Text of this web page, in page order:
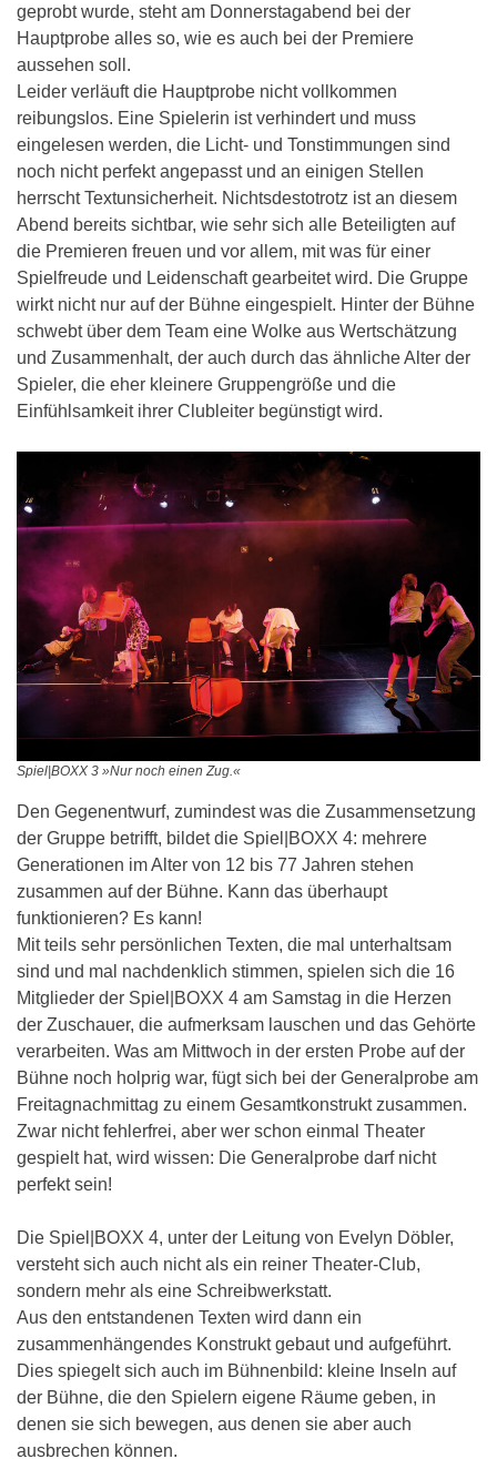
geprobt wurde, steht am Donnerstagabend bei der
Hauptprobe alles so, wie es auch bei der Premiere
aussehen soll.
Leider verläuft die Hauptprobe nicht vollkommen
reibungslos. Eine Spielerin ist verhindert und muss
eingelesen werden, die Licht- und Tonstimmungen sind
noch nicht perfekt angepasst und an einigen Stellen
herrscht Textunsicherheit. Nichtsdestotrotz ist an diesem
Abend bereits sichtbar, wie sehr sich alle Beteiligten auf
die Premieren freuen und vor allem, mit was für einer
Spielfreude und Leidenschaft gearbeitet wird. Die Gruppe
wirkt nicht nur auf der Bühne eingespielt. Hinter der Bühne
schwebt über dem Team eine Wolke aus Wertschätzung
und Zusammenhalt, der auch durch das ähnliche Alter der
Spieler, die eher kleinere Gruppengröße und die
Einfühlsamkeit ihrer Clubleiter begünstigt wird.
Spiel|BOXX 3 »Nur noch einen Zug.«
Den Gegenentwurf, zumindest was die Zusammensetzung
der Gruppe betrifft, bildet die Spiel|BOXX 4: mehrere
Generationen im Alter von 12 bis 77 Jahren stehen
zusammen auf der Bühne. Kann das überhaupt
funktionieren? Es kann!
Mit teils sehr persönlichen Texten, die mal unterhaltsam
sind und mal nachdenklich stimmen, spielen sich die 16
Mitglieder der Spiel|BOXX 4 am Samstag in die Herzen
der Zuschauer, die aufmerksam lauschen und das Gehörte
verarbeiten. Was am Mittwoch in der ersten Probe auf der
Bühne noch holprig war, fügt sich bei der Generalprobe am
Freitagnachmittag zu einem Gesamtkonstrukt zusammen.
Zwar nicht fehlerfrei, aber wer schon einmal Theater
gespielt hat, wird wissen: Die Generalprobe darf nicht
perfekt sein!
Die Spiel|BOXX 4, unter der Leitung von Evelyn Döbler,
versteht sich auch nicht als ein reiner Theater-Club,
sondern mehr als eine Schreibwerkstatt.
Aus den entstandenen Texten wird dann ein
zusammenhängendes Konstrukt gebaut und aufgeführt.
Dies spiegelt sich auch im Bühnenbild: kleine Inseln auf
der Bühne, die den Spielern eigene Räume geben, in
denen sie sich bewegen, aus denen sie aber auch
ausbrechen können.